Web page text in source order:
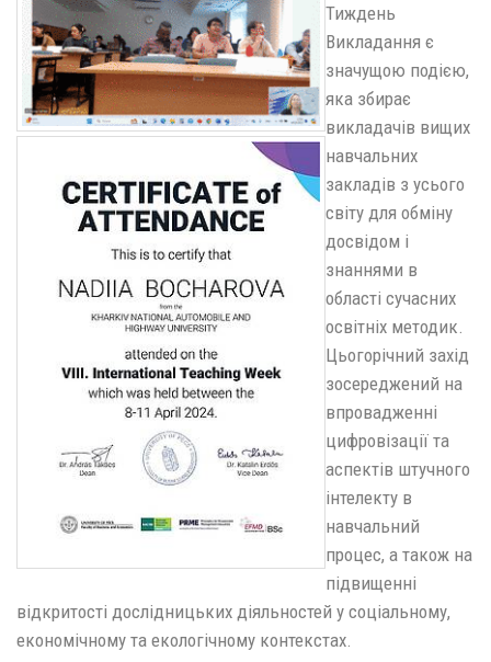
Тиждень
Викладання є
значущою подією,
яка збирає
викладачів вищих
навчальних
закладів з усього
світу для обміну
досвідом і
знаннями в
області сучасних
освітніх методик.
Цьогорічний захід
зосереджений на
впровадженні
цифровізації та
аспектів штучного
інтелекту в
навчальний
процес, а також на
підвищенні
відкритості дослідницьких діяльностей у соціальному,
економічному та екологічному контекстах.